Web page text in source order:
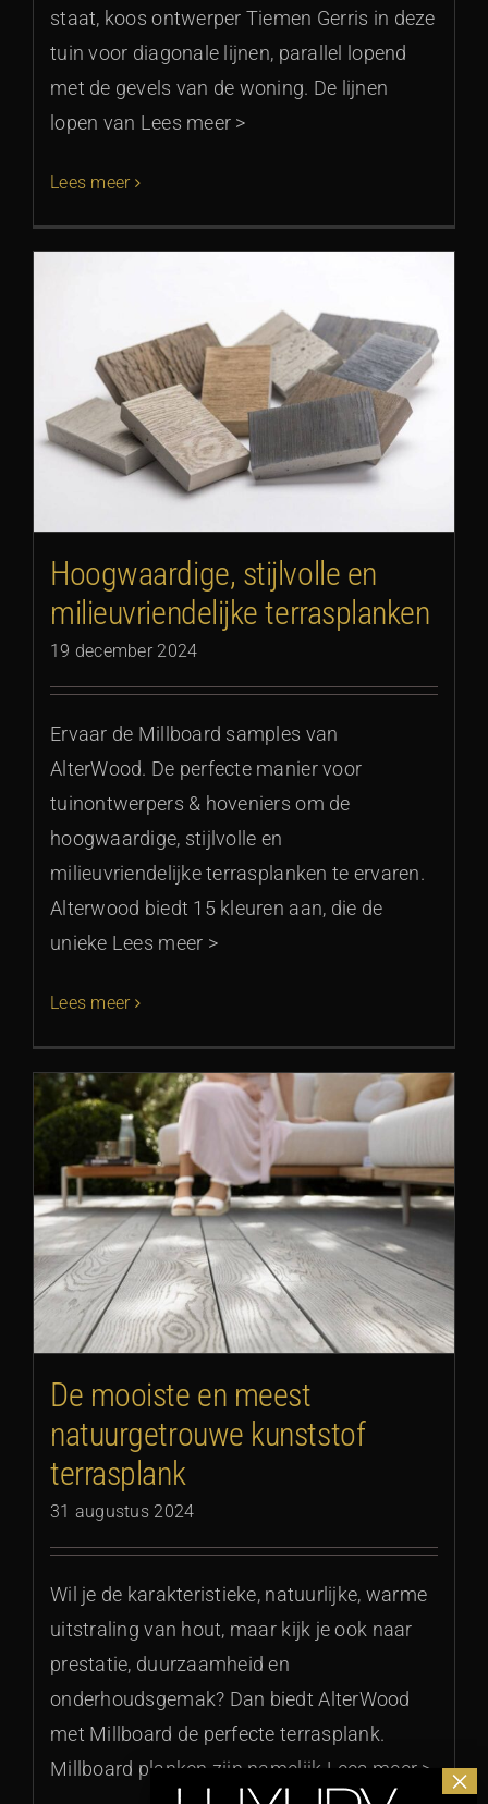
staat, koos ontwerper Tiemen Gerris in deze
tuin voor diagonale lijnen, parallel lopend
met de gevels van de woning. De lijnen
lopen van Lees meer >
Lees meer
Hoogwaardige, stijlvolle en
milieuvriendelijke terrasplanken
19 december 2024
Ervaar de Millboard samples van
AlterWood. De perfecte manier voor
tuinontwerpers & hoveniers om de
hoogwaardige, stijlvolle en
milieuvriendelijke terrasplanken te ervaren.
Alterwood biedt 15 kleuren aan, die de
unieke Lees meer >
Lees meer
De mooiste en meest
natuurgetrouwe kunststof
terrasplank
31 augustus 2024
Wil je de karakteristieke, natuurlijke, warme
uitstraling van hout, maar kijk je ook naar
prestatie, duurzaamheid en
onderhoudsgemak? Dan biedt AlterWood
met Millboard de perfecte terrasplank.
Millboard planken zijn namelijk Lees meer >